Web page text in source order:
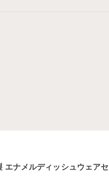
ナメルディッシュウェアセ